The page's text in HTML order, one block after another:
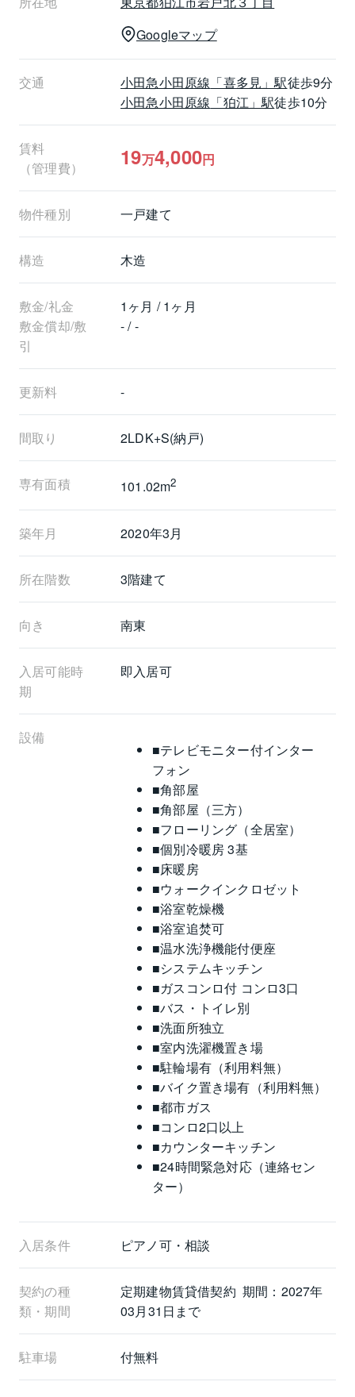
◆契約が成立した時は、仲介手数料として賃料の1.1ヶ
月分をお支払いいただきます。
◆本物件は設備故障（専有部分）に関するトラブルを
す。
※故障内容等により借主費用負担の場合あり。
◆お問い合わせ・内覧ご希望の方は、フリーダイヤ
ル　０８００－１７０－７０３２迄ご連絡ください。
Googleマップ
交通 小田急小田原線 「喜多見」駅徒歩9分
小田急小田原線 「狛江」駅徒歩10分
賃料
（管理費）
19万4,000円
物件種別 一戸建て
構造 木造
敷金/礼金
敷金償却/敷
引
1ヶ月 / 1ヶ月
- / -
更新料 -
間取り 2LDK+S(納戸)
専有面積 101.02m2
築年月 2020年3月
所在階数 3階建て
向き 南東
入居可能時
期
即入居可
設備
■テレビモニター付インター
フォン
■角部屋
■角部屋（三方）
■フローリング（全居室）
■個別冷暖房 3基
■床暖房
■ウォークインクロゼット
■浴室乾燥機
■浴室追焚可
■温水洗浄機能付便座
■システムキッチン
■ガスコンロ付 コンロ3口
■バス・トイレ別
■洗面所独立
■室内洗濯機置き場
■駐輪場有（利用料無）
■バイク置き場有（利用料無）
■都市ガス
■コンロ2口以上
■カウンターキッチン
■24時間緊急対応（連絡セン
ター）
入居条件 ピアノ可・相談
契約の種
類・期間
定期建物賃貸借契約  期間：2027年
03月31日まで
駐車場 付無料